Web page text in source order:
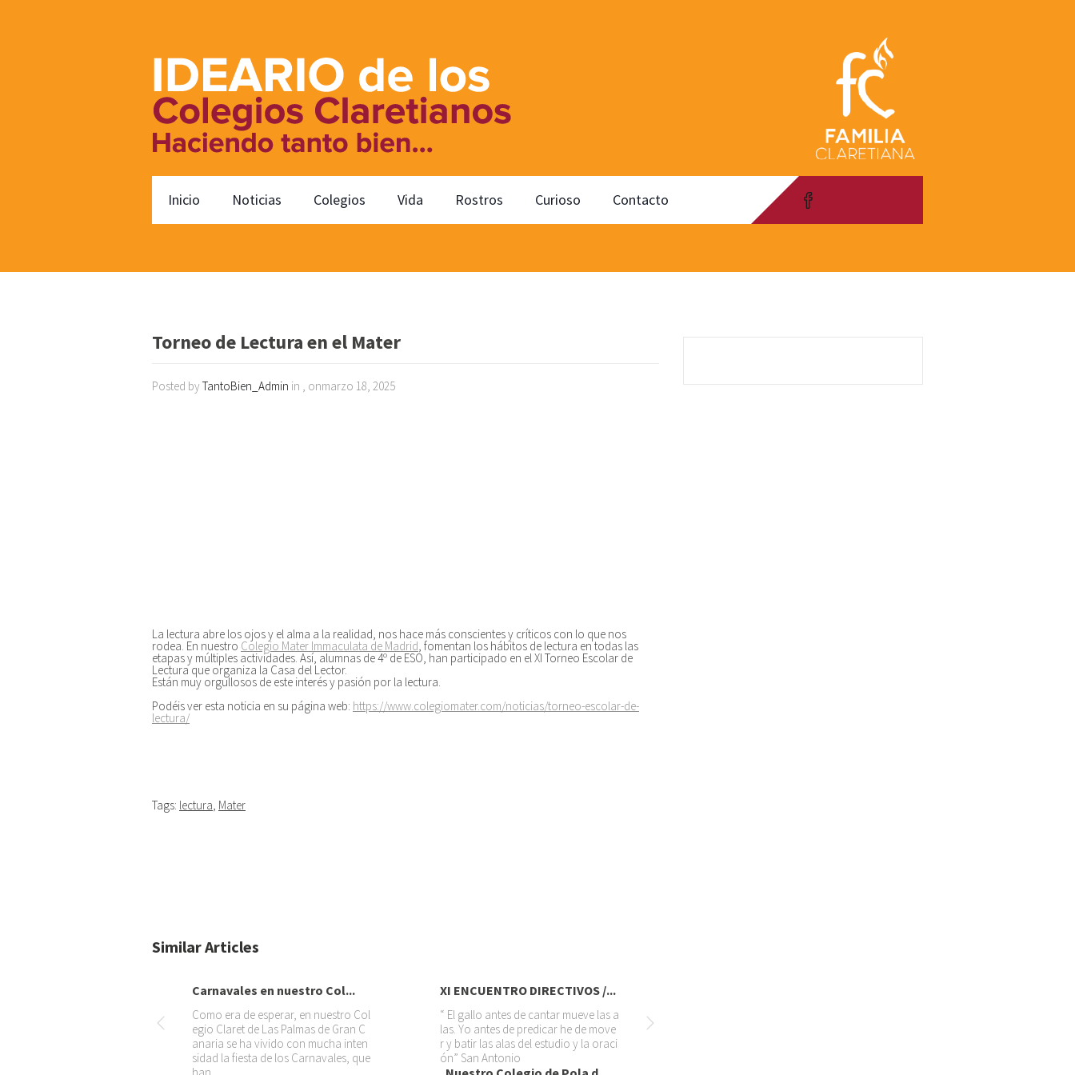
Inicio Noticias Colegios Vida Rostros Curioso Contacto
Torneo de Lectura en el Mater
Posted by TantoBien_Admin in , onmarzo 18, 2025
La lectura abre los ojos y el alma a la realidad, nos hace más conscientes y críticos con lo que nos
rodea. En nuestro Colegio Mater Immaculata de Madrid, fomentan los hábitos de lectura en todas las
etapas y múltiples actividades. Así, alumnas de 4º de ESO, han participado en el XI Torneo Escolar de
Lectura que organiza la Casa del Lector.
Están muy orgullosos de este interés y pasión por la lectura.
Podéis ver esta noticia en su página web: https://www.colegiomater.com/noticias/torneo-escolar-de-
lectura/
Tags: lectura, Mater
Similar Articles
Carnavales en nuestro Col...
Como era de esperar, en nuestro Col
egio Claret de Las Palmas de Gran C
anaria se ha vivido con mucha inten
sidad la fiesta de los Carnavales, que
XI ENCUENTRO DIRECTIVOS /...
“ El gallo antes de cantar mueve las a
las. Yo antes de predicar he de move
r y batir las alas del estudio y la oraci
ón” San Antonio